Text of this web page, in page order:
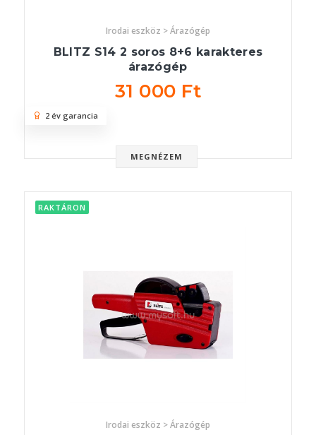
Irodai eszköz > Árazógép
BLITZ S14 2 soros 8+6 karakteres
árazógép
31 000 Ft
MEGNÉZEM
2 év garancia
RAKTÁRON
Irodai eszköz > Árazógép